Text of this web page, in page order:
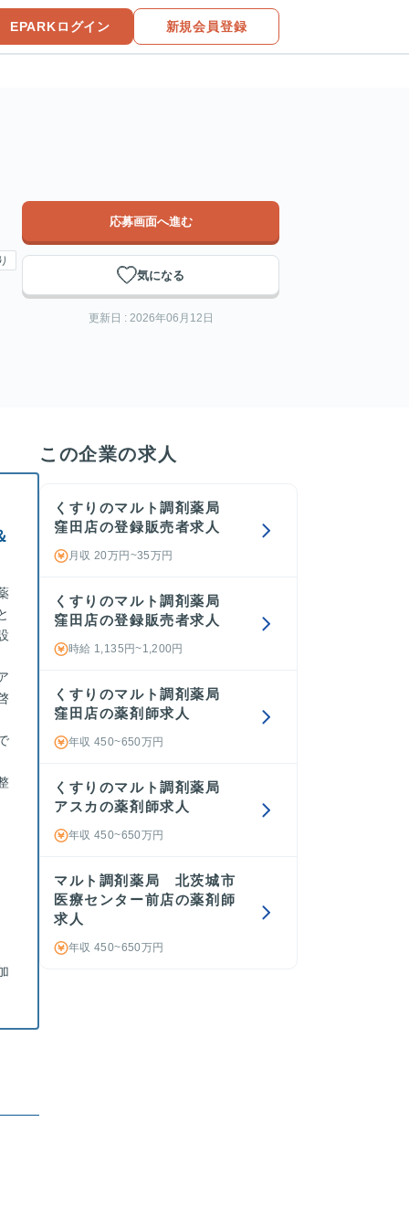
EPARKログイン 新規会員登録
応募画面へ進む
気になる
更新日 : 2026年06月12日
この企業の求人
くすりのマルト調剤薬局
窪田店の登録販売者求人
月収 20万円~35万円
くすりのマルト調剤薬局
窪田店の登録販売者求人
時給 1,135円~1,200円
くすりのマルト調剤薬局
窪田店の薬剤師求人
年収 450~650万円
くすりのマルト調剤薬局
アスカの薬剤師求人
年収 450~650万円
マルト調剤薬局 北茨城市
医療センター前店の薬剤師
求人
年収 450~650万円